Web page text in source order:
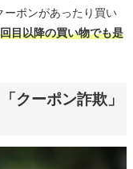
ーポンがあったり買い
目以降の買い物でも是
クーポン詐欺」